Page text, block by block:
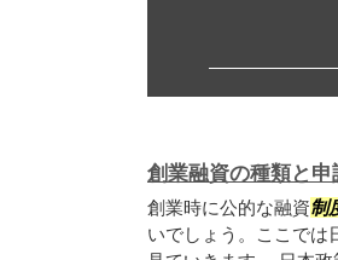
創業融資の種類と
創業時に公的な融資制
いでしょう。ここでは